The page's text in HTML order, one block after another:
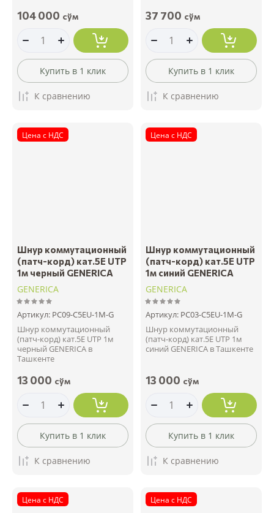
104 000 сўм
Купить в 1 клик
К сравнению
37 700 сўм
Купить в 1 клик
К сравнению
Цена с НДС
Шнур коммутационный
(патч-корд) кат.5Е UTP
1м черный GENERICA
GENERICA
Артикул: PC09-C5EU-1M-G
Шнур коммутационный
(патч-корд) кат.5Е UTP 1м
черный GENERICA в
Ташкенте
13 000 сўм
Купить в 1 клик
К сравнению
Цена с НДС
Шнур коммутационный
(патч-корд) кат.5Е UTP
1м синий GENERICA
GENERICA
Артикул: PC03-C5EU-1M-G
Шнур коммутационный
(патч-корд) кат.5Е UTP 1м
синий GENERICA в Ташкенте
13 000 сўм
Купить в 1 клик
К сравнению
Цена с НДС Цена с НДС